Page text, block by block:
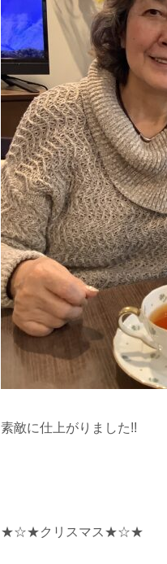
素敵に仕上がりました!!
★☆★クリスマス★☆★